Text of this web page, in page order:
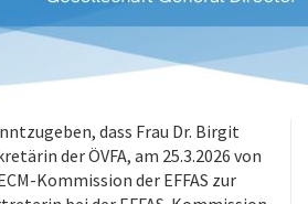
dass Frau Dr. Birgit
der ÖVFA, am 25.3.2026 von
Kommission der EFFAS zur